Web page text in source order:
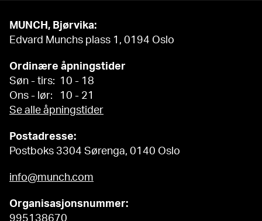
MUNCH, Bjørvika:
Edvard Munchs plass 1, 0194 Oslo
Ordinære åpningstider
Søn - tirs: 10 - 18
Ons - lør: 10 - 21
Se alle åpningstider
Postadresse:
Postboks 3304 Sørenga, 0140 Oslo
info@munch.com
Organisasjonsnummer:
995138670